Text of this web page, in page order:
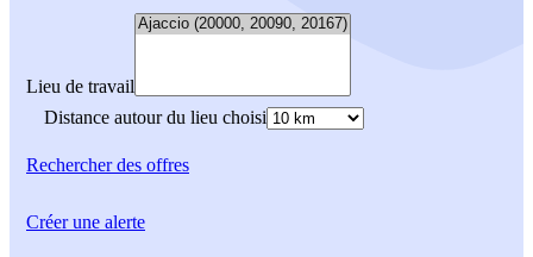
Lieu de travail
Distance autour du lieu choisi
Rechercherdes offres
Créer une alerte